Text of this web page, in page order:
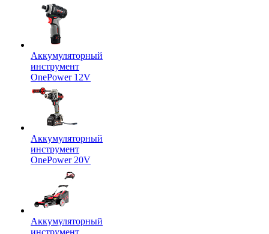
Аккумуляторный
инструмент
OnePower 12V
Аккумуляторный
инструмент
OnePower 20V
Аккумуляторный
инструмент